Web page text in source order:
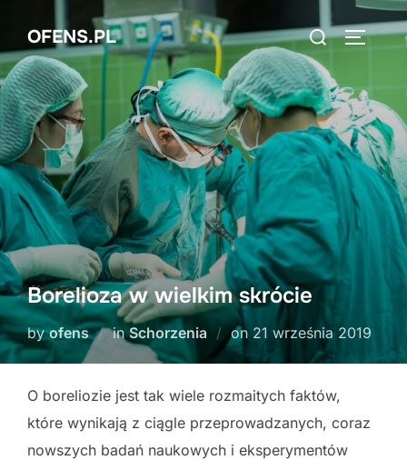
content
OFENS.PL
Search
for:
Borelioza w wielkim skrócie
byofens inSchorzenia on Posted
on
21 września 2019
O boreliozie jest tak wiele rozmaitych faktów,
które wynikają z ciągle przeprowadzanych, coraz
nowszych badań naukowych i eksperymentów